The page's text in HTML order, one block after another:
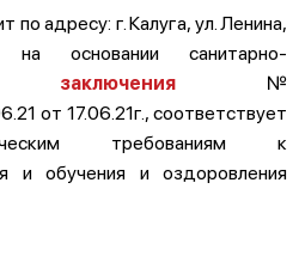
адресу: г. Калуга, ул. Ленина,
основании санитарно-
заключения №
от 17.06.21г., соответствует
требованиям к
и обучения и оздоровления